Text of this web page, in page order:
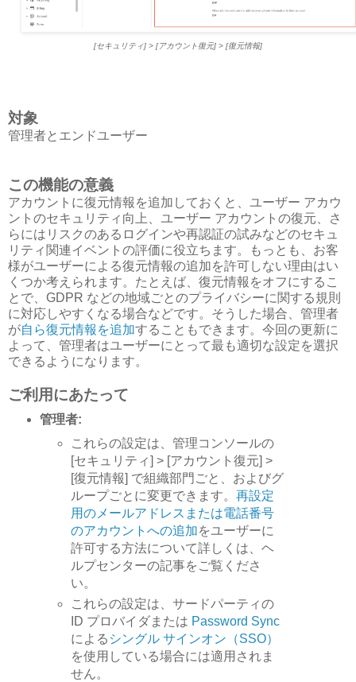
[セキュリティ] > [アカウント復元] > [復元情報]
対象
管理者とエンドユーザー
この機能の意義
アカウントに復元情報を追加しておくと、ユーザー アカウ
ントのセキュリティ向上、ユーザー アカウントの復元、さ
らにはリスクのあるログインや再認証の試みなどのセキュ
リティ関連イベントの評価に役立ちます。もっとも、お客
様がユーザーによる復元情報の追加を許可しない理由はい
くつか考えられます。たとえば、復元情報をオフにするこ
とで、GDPR などの地域ごとのプライバシーに関する規則
に対応しやすくなる場合などです。そうした場合、管理者
が自ら復元情報を追加することもできます。今回の更新に
よって、管理者はユーザーにとって最も適切な設定を選択
できるようになります。
ご利用にあたって
管理者:
これらの設定は、管理コンソールの
[セキュリティ] > [アカウント復元] >
[復元情報] で組織部門ごと、およびグ
ループごとに変更できます。再設定
用のメールアドレスまたは電話番号
のアカウントへの追加をユーザーに
許可する方法について詳しくは、ヘ
ルプセンターの記事をご覧くださ
い。
これらの設定は、サードパーティの
ID プロバイダまたは Password Sync
による シングル サインオン（SSO）
を使用している場合には適用されま
せん。